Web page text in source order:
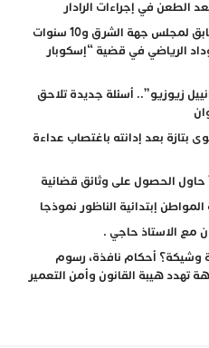
في إجراءات الرادار
12سنة سجنا لبعيوي الرئيس السابق لمجلس جهة الشرق و10 سنوات
الرياضي في قضية “إسكوبار
زيوزيو”.. أسئلة جديدة تلاحق
قوى بتازة بعد إدانته باغتصاب عداءة
الحصول على وثائق قضائية
إبتدائية الناظور نموذجا
مع الاستاذ حاجي .
وشيكة؟ أحكام نافذة، رسوم
هيبة القانون وأمن التعمير